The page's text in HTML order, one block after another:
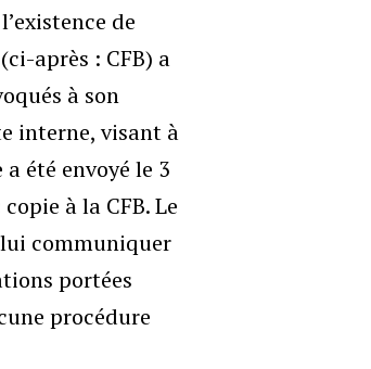
de
après : CFB) a
à son
interne, visant à
été envoyé le 3
à la CFB. Le
lui communiquer
portées
procédure